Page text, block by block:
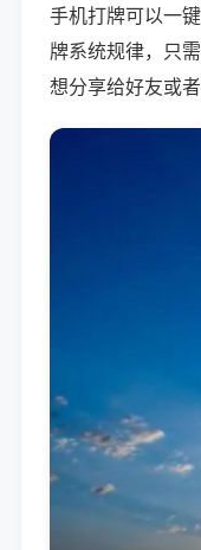
手机打牌可以一
牌系统规律，只
想分享给好友或